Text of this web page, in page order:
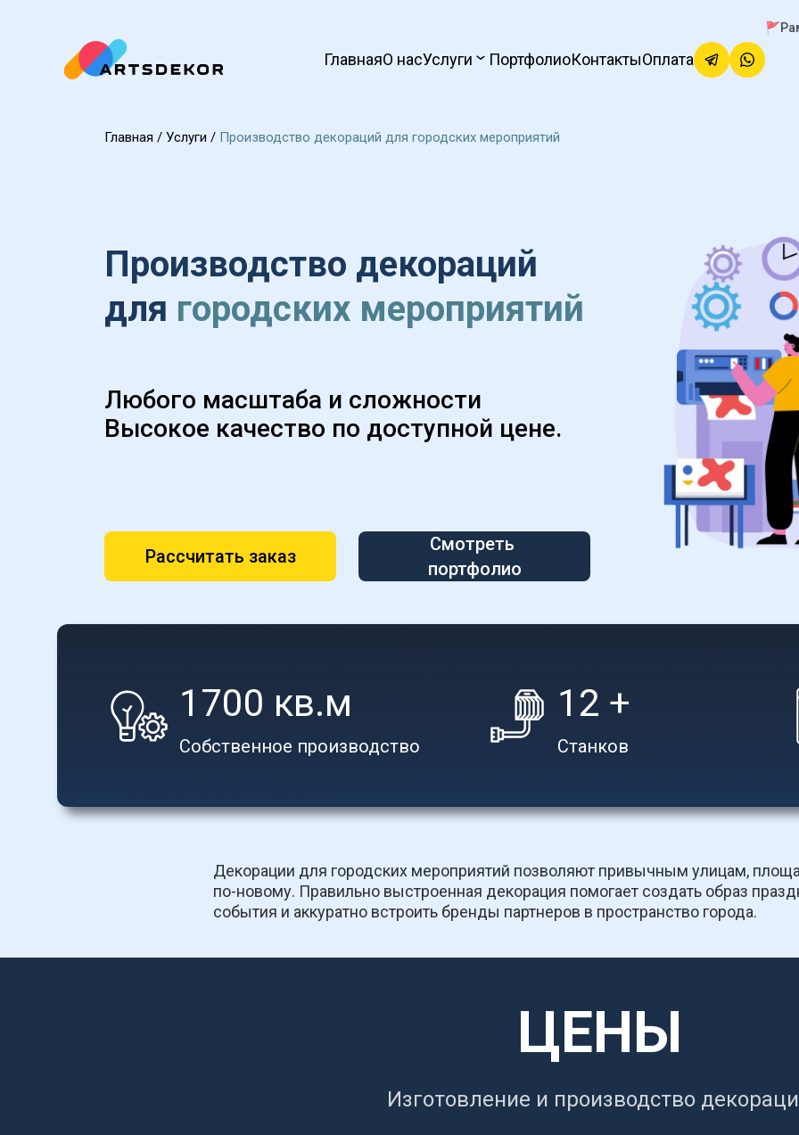
ГлавнаяО насУслуги ПортфолиоКонтактыОплата
Главная / Услуги / Производство декораций для городских мероприятий
Производство декораций
для городских мероприятий
Любого масштаба и сложности
Высокое качество по доступной цене.
Рассчитать заказ
Смотреть
портфолио
Собственное производство
1700 кв.м
Станков
12 +
Декорации для городских мероприятий позволяют привычным улицам,
по-новому. Правильно выстроенная декорация помогает создать образ
события и аккуратно встроить бренды партнеров в пространство города.
ЦЕНЫ
Изготовление и производство